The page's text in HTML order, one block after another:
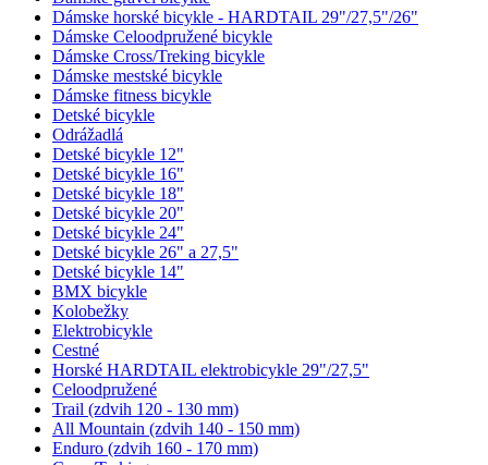
Dámske horské bicykle - HARDTAIL 29"/27,5"/26"
Dámske Celoodpružené bicykle
Dámske Cross/Treking bicykle
Dámske mestské bicykle
Dámske fitness bicykle
Detské bicykle
Odrážadlá
Detské bicykle 12"
Detské bicykle 16"
Detské bicykle 18"
Detské bicykle 20"
Detské bicykle 24"
Detské bicykle 26" a 27,5"
Detské bicykle 14"
BMX bicykle
Kolobežky
Elektrobicykle
Cestné
Horské HARDTAIL elektrobicykle 29"/27,5"
Celoodpružené
Trail (zdvih 120 - 130 mm)
All Mountain (zdvih 140 - 150 mm)
Enduro (zdvih 160 - 170 mm)